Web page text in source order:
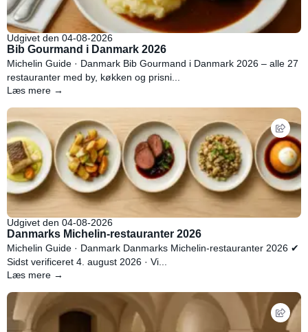
Udgivet den 04-08-2026
Bib Gourmand i Danmark 2026
Michelin Guide · Danmark Bib Gourmand i Danmark 2026 – alle 27
restauranter med by, køkken og prisni...
Læs mere →
Udgivet den 04-08-2026
Danmarks Michelin-restauranter 2026
Michelin Guide · Danmark Danmarks Michelin-restauranter 2026 ✔
Sidst verificeret 4. august 2026 · Vi...
Læs mere →